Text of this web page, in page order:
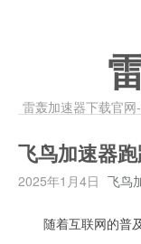
雷轰加速器下载官
飞鸟加速器跑
2025年1月4日 飞鸟
随着互联网的普及